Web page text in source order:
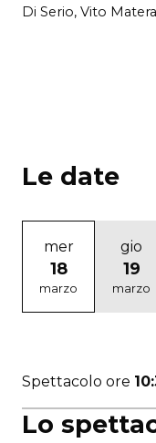
Di Serio, Vito Matera
Lo
Le date
mer
18
marzo
gio
19
marzo
Spettacolo ore